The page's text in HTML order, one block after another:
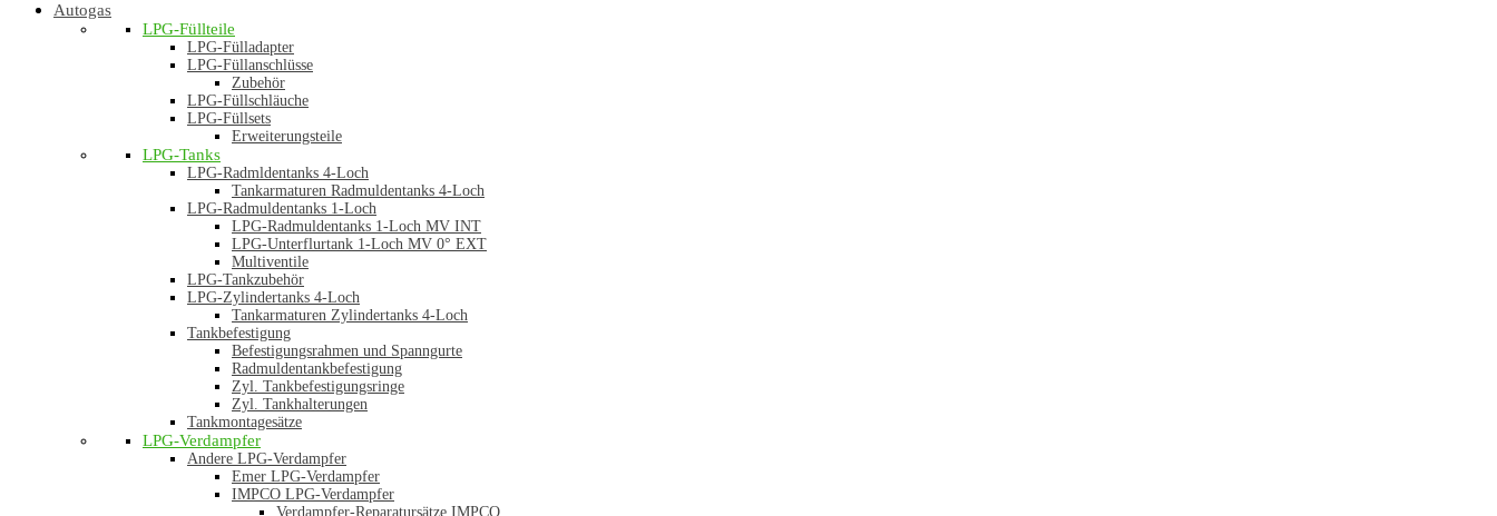
Autogas
LPG-Füllteile
LPG-Fülladapter
LPG-Füllanschlüsse
Zubehör
LPG-Füllschläuche
LPG-Füllsets
Erweiterungsteile
LPG-Tanks
LPG-Radmldentanks 4-Loch
Tankarmaturen Radmuldentanks 4-Loch
LPG-Radmuldentanks 1-Loch
LPG-Radmuldentanks 1-Loch MV INT
LPG-Unterflurtank 1-Loch MV 0° EXT
Multiventile
LPG-Tankzubehör
LPG-Zylindertanks 4-Loch
Tankarmaturen Zylindertanks 4-Loch
Tankbefestigung
Befestigungsrahmen und Spanngurte
Radmuldentankbefestigung
Zyl. Tankbefestigungsringe
Zyl. Tankhalterungen
Tankmontagesätze
LPG-Verdampfer
Andere LPG-Verdampfer
Emer LPG-Verdampfer
IMPCO LPG-Verdampfer
Verdampfer-Reparatursätze IMPCO